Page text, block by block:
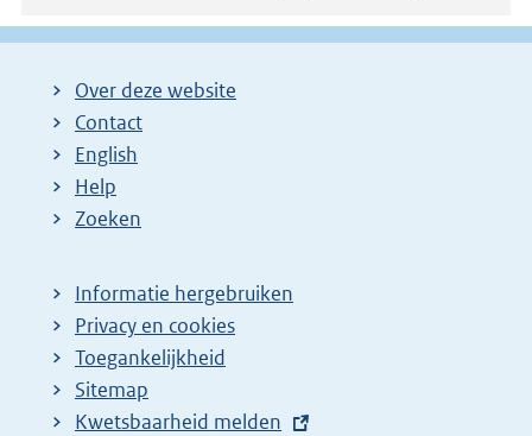
Over deze website
Contact
English
Help
Zoeken
Informatie hergebruiken
Privacy en cookies
Toegankelijkheid
Sitemap
E
Kwetsbaarheid melden